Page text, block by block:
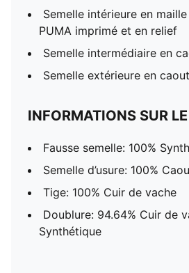
Semelle intérieure en
PUMA imprimé et en relief
Semelle intermédiaire en
Semelle extérieure en
INFORMATIONS SUR
Fausse semelle: 100%
Semelle d’usure: 100%
Tige: 100% Cuir de vache
Doublure: 94.64% Cuir de
Synthétique